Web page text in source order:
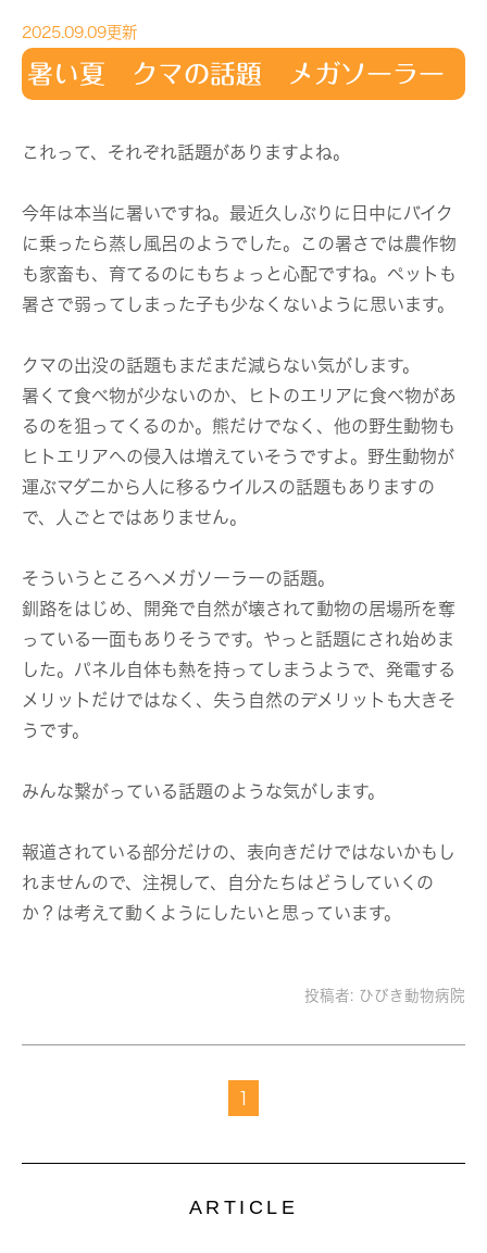
2025.09.09更新
暑い夏 クマの話題 メガソーラー
これって、それぞれ話題がありますよね。
今年は本当に暑いですね。最近久しぶりに日中にバイク
に乗ったら蒸し風呂のようでした。この暑さでは農作物
も家畜も、育てるのにもちょっと心配ですね。ペットも
暑さで弱ってしまった子も少なくないように思います。
クマの出没の話題もまだまだ減らない気がします。
暑くて食べ物が少ないのか、ヒトのエリアに食べ物があ
るのを狙ってくるのか。熊だけでなく、他の野生動物も
ヒトエリアへの侵入は増えていそうですよ。野生動物が
運ぶマダニから人に移るウイルスの話題もありますの
で、人ごとではありません。
そういうところへメガソーラーの話題。
釧路をはじめ、開発で自然が壊されて動物の居場所を奪
っている一面もありそうです。やっと話題にされ始めま
した。パネル自体も熱を持ってしまうようで、発電する
メリットだけではなく、失う自然のデメリットも大きそ
うです。
みんな繋がっている話題のような気がします。
報道されている部分だけの、表向きだけではないかもし
れませんので、注視して、自分たちはどうしていくの
か？は考えて動くようにしたいと思っています。
投稿者: ひびき動物病院
1
ARTICLE